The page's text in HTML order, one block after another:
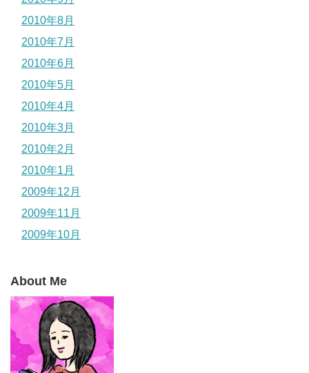
2010年8月
2010年7月
2010年6月
2010年5月
2010年4月
2010年3月
2010年2月
2010年1月
2009年12月
2009年11月
2009年10月
About Me